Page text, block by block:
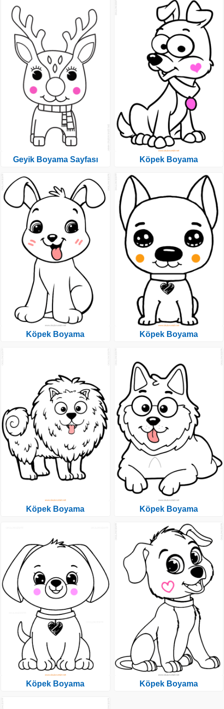
Geyik Boyama Sayfası
Köpek Boyama
Köpek Boyama
Köpek Boyama
Köpek Boyama
Köpek Boyama
Köpek Boyama
Köpek Boyama